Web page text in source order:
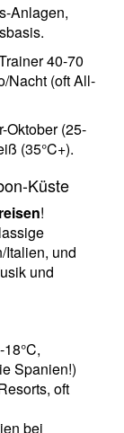
Anlagen,
40-70
Nacht (oft All-
Oktober (25-
(35°C+).
Küste
!
Italien, und
und
Spanien!)
oft
bei